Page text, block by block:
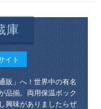
庫
イト
販」へ！世界中の有名
品揃。両用保温ボック
興味がありましたらぜ